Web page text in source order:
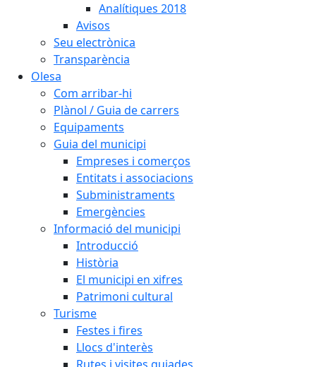
Analítiques 2018
Avisos
Seu electrònica
Transparència
Olesa
Com arribar-hi
Plànol / Guia de carrers
Equipaments
Guia del municipi
Empreses i comerços
Entitats i associacions
Subministraments
Emergències
Informació del municipi
Introducció
Història
El municipi en xifres
Patrimoni cultural
Turisme
Festes i fires
Llocs d'interès